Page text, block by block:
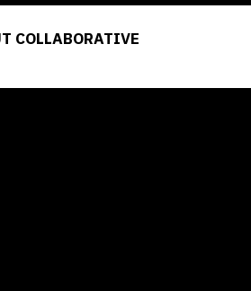
COLLABORATIVE